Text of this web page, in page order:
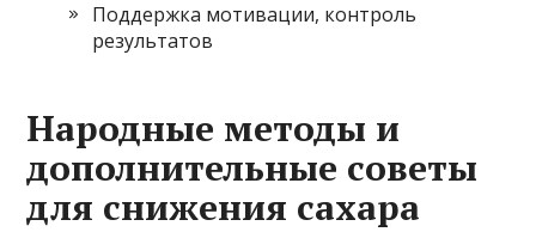
Поддержка мотивации, контроль
результатов
Народные методы и
дополнительные советы
для снижения сахара